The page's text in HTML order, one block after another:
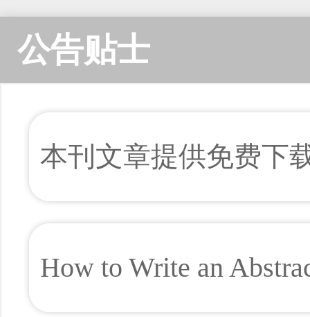
公告贴士
本刊文章提供免费下
How to Write an